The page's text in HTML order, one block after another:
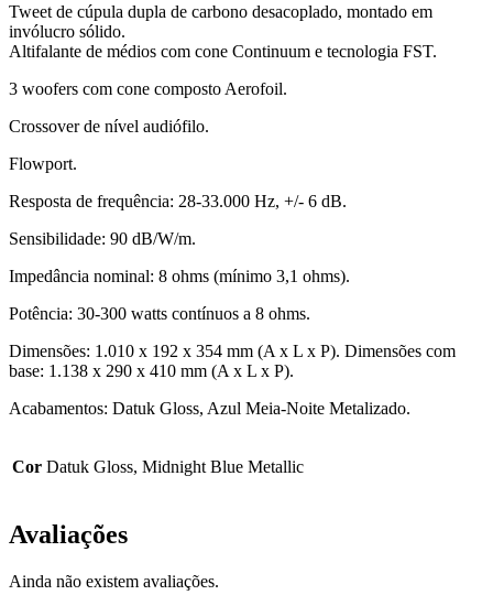
Tweet de cúpula dupla de carbono desacoplado, montado em
invólucro sólido.
Altifalante de médios com cone Continuum e tecnologia FST.
3 woofers com cone composto Aerofoil.
Crossover de nível audiófilo.
Flowport.
Resposta de frequência: 28-33.000 Hz, +/- 6 dB.
Sensibilidade: 90 dB/W/m.
Impedância nominal: 8 ohms (mínimo 3,1 ohms).
Potência: 30-300 watts contínuos a 8 ohms.
Dimensões: 1.010 x 192 x 354 mm (A x L x P). Dimensões com
base: 1.138 x 290 x 410 mm (A x L x P).
Acabamentos: Datuk Gloss, Azul Meia-Noite Metalizado.
Cor Datuk Gloss, Midnight Blue Metallic
Avaliações
Ainda não existem avaliações.